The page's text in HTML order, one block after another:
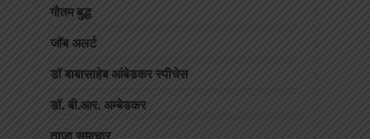
गौतम बुद्ध
जॉब अलर्ट
डॉ बाबासाहेब आंबेडकर स्पीचेस
डॉ. बी.आर. अम्बेडकर
ताजा समाचार